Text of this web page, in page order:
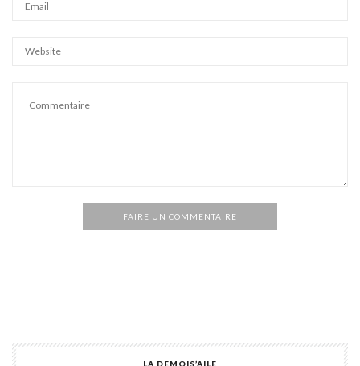
FAIRE UN COMMENTAIRE
LA DEMOIS’AILE